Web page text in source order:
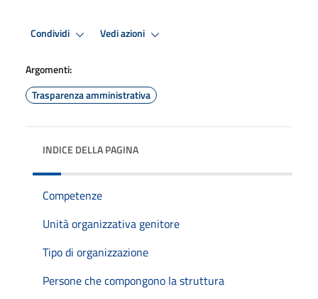
Condividi Vedi azioni
Argomenti:
Trasparenza amministrativa
INDICE DELLA PAGINA
Competenze
Unità organizzativa genitore
Tipo di organizzazione
Persone che compongono la struttura